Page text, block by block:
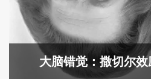
大脑错觉：撒切尔效